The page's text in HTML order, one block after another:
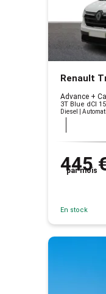
Renault
Advance +
3T Blue dCI
Diesel |
445
par mois
En stock